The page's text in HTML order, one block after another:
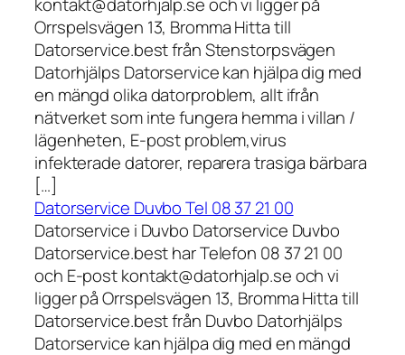
Orrspelsvägen 13, Bromma Hitta till
Datorservice.best från Stenstorpsvägen
Datorhjälps Datorservice kan hjälpa dig med
en mängd olika datorproblem, allt ifrån
nätverket som inte fungera hemma i villan /
lägenheten, E-post problem,virus
infekterade datorer, reparera trasiga bärbara
[…]
Datorservice Duvbo Tel 08 37 21 00
Datorservice i Duvbo Datorservice Duvbo
Datorservice.best har Telefon 08 37 21 00
och E-post kontakt@datorhjalp.se och vi
ligger på Orrspelsvägen 13, Bromma Hitta till
Datorservice.best från Duvbo Datorhjälps
Datorservice kan hjälpa dig med en mängd